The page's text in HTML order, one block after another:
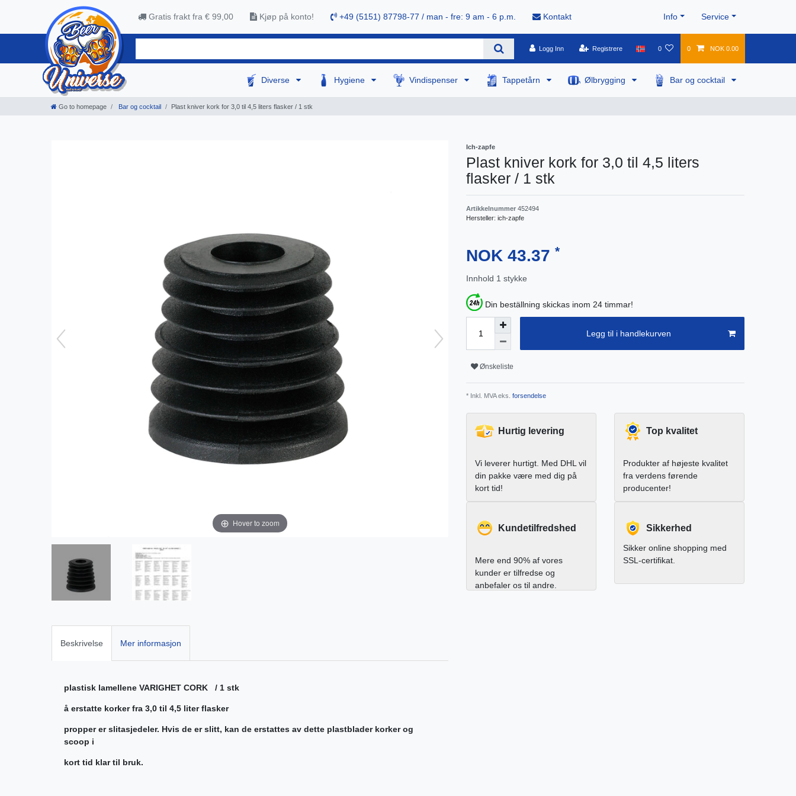
Gratis frakt fra € 99,00 Kjøp på konto! +49 (5151) 87798-77 / man - fre: 9 am - 6 p.m. Kontakt Info Service
Logg Inn Registrere 0 0 NOK 0.00
Diverse Hygiene Vindispenser Tappetårn Ølbrygging Bar og cocktail
Go to homepage Bar og cocktail Plast kniver kork for 3,0 til 4,5 liters flasker / 1 stk
Hover to zoom
Beskrivelse Mer informasjon
plastisk lamellene VARIGHET CORK / 1 stk
å erstatte korker fra 3,0 til 4,5 liter flasker
propper er slitasjedeler. Hvis de er slitt, kan de erstattes av dette plastblader korker og
scoop i
kort tid klar til bruk.
Ich-zapfe
Plast kniver kork for 3,0 til 4,5 liters
flasker / 1 stk
Artikkelnummer 452494
Hersteller: ich-zapfe
NOK 43.37 *
Innhold 1 stykke
Din beställning skickas inom 24 timmar!
Legg til i handlekurven
Ønskeliste
* Inkl. MVA eks. forsendelse
Hurtig levering
Vi leverer hurtigt. Med DHL vil
din pakke være med dig på
kort tid!
Top kvalitet
Produkter af højeste kvalitet
fra verdens førende
producenter!
Kundetilfredshed
Mere end 90% af vores
kunder er tilfredse og
anbefaler os til andre.
Sikkerhed
Sikker online shopping med
SSL-certifikat.